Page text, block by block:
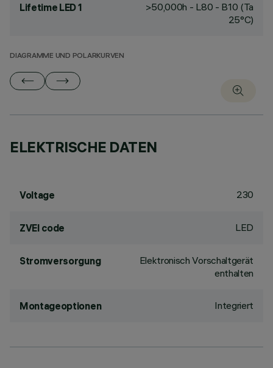
Lifetime LED 1
>50,000h - L80 - B10 (Ta
25°C)
DIAGRAMME UND POLARKURVEN
ELEKTRISCHE DATEN
Voltage 230
ZVEI code LED
Stromversorgung
Elektronisch Vorschaltgerät
enthalten
Montageoptionen Integriert